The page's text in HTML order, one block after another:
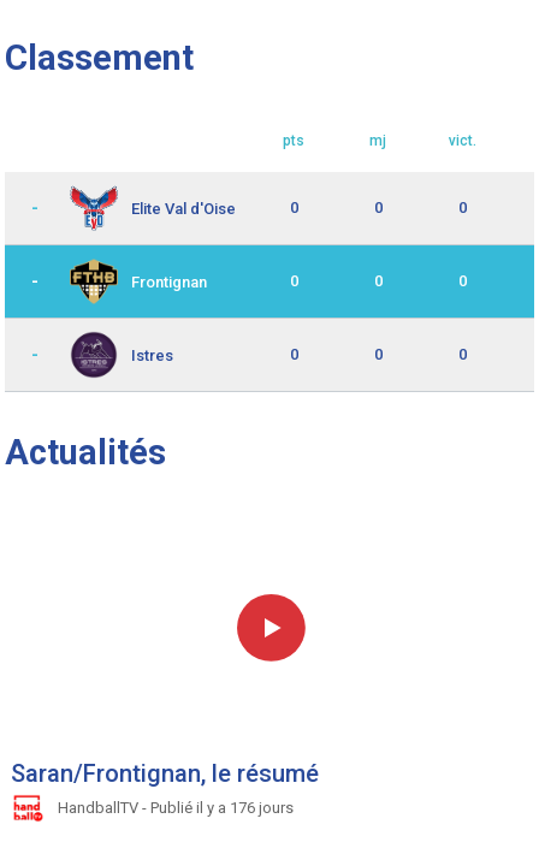
Classement
pts mj vict.
- Elite Val d'Oise 0 0 0
- Frontignan 0 0 0
- Istres 0 0 0
Actualités
Saran/Frontignan, le résumé
HandballTV - Publié il y a 176 jours